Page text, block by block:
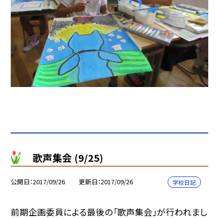
歌声集会 (9/25)
公開日 2017/09/26 更新日 2017/09/26 学校日記
前期企画委員による最後の「歌声集会」が行われまし